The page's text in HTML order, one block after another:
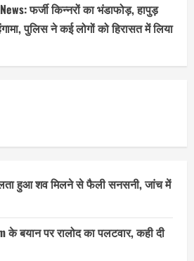
फर्जी किन्नरों का भंडाफोड़, हापुड़
पुलिस ने कई लोगों को हिरासत में लिया
हुआ शव मिलने से फैली सनसनी, जांच में
के बयान पर रालोद का पलटवार, कही दी